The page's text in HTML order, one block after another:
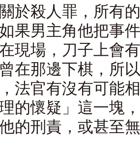
於殺人罪，所有
果男主角他把事
現場，刀子上會
在那邊下棋，所
法官有沒有可能
的懷疑」這一塊
的刑責，或甚至